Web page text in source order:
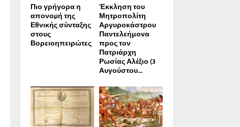
Πιο γρήγορα η
απονοµή της
Εθνικής σύνταξης
στους
Βορειοηπειρώτες
Έκκληση του
Μητροπολίτη
Αργυροκάστρου
Παντελεήμονα
προς τον
Πατριάρχη
Ρωσίας Αλέξιο (3
Αυγούστου...